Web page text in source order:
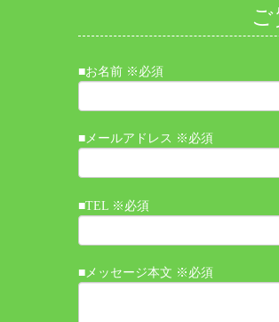
■お名前 ※必須
■メールアドレス ※必須
■TEL ※必須
■メッセージ本文 ※必須